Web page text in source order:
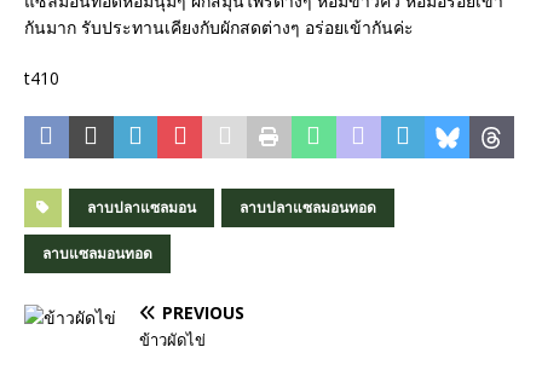
กันมาก รับประทานเคียงกับผักสดต่างๆ อร่อยเข้ากันค่ะ
t410
ลาบปลาแซลมอน ลาบปลาแซลมอนทอด
ลาบแซลมอนทอด
PREVIOUS
ข้าวผัดไข่